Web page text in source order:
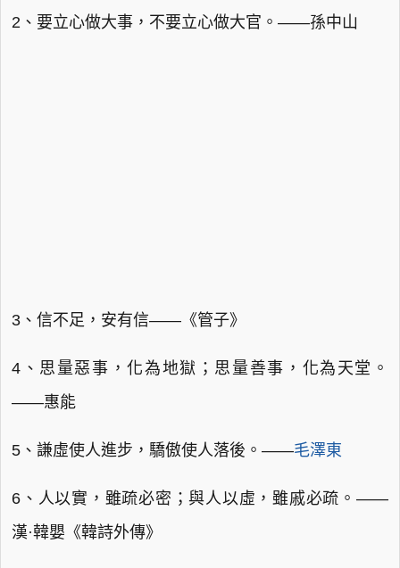
2、要立心做大事，不要立心做大官。——孫中山
3、信不足，安有信——《管子》
4、思量惡事，化為地獄；思量善事，化為天堂。
——惠能
5、謙虛使人進步，驕傲使人落後。——毛澤東
6、人以實，雖疏必密；與人以虛，雖戚必疏。——
漢·韓嬰《韓詩外傳》